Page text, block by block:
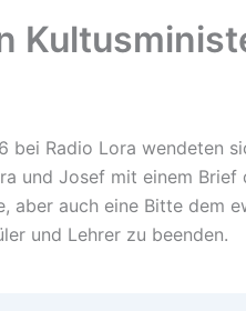
bei Radio Lora wendeten
und Josef mit einem Brief
aber auch eine Bitte dem
und Lehrer zu beenden.